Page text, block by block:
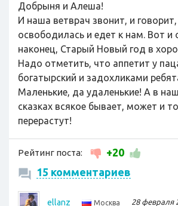
Добрыня и Алеша!
И наша ветврач звонит, и
освободилась и едет к нам. Вот и
наконец, Старый Новый год в
Надо отметить, что аппетит у
богатырский и задохликами
Маленькие, да удаленькие! А в
сказках всякое бывает, может и
перерастут!
Рейтинг поста:
+20
15 комментариев
ellanz Москва 28 февраля